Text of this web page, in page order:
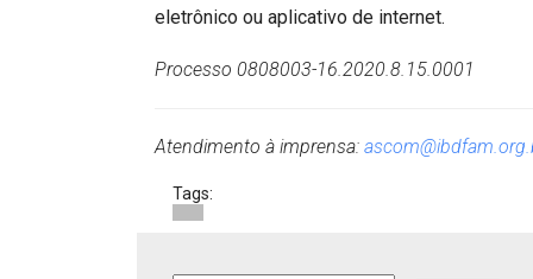
eletrônico ou aplicativo de internet.
Processo 0808003-16.2020.8.15.0001
Atendimento à imprensa:
Tags: